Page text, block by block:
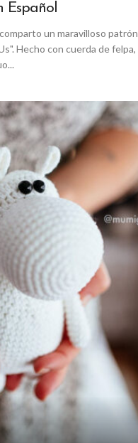
Español
un maravilloso patrón
Hecho con cuerda de felpa,